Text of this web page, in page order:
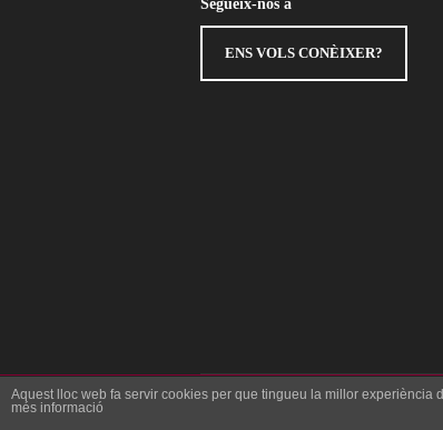
Segueix-nos a
ENS VOLS CONÈIXER?
Aquest lloc web fa servir cookies per que tingueu la millor
més informació